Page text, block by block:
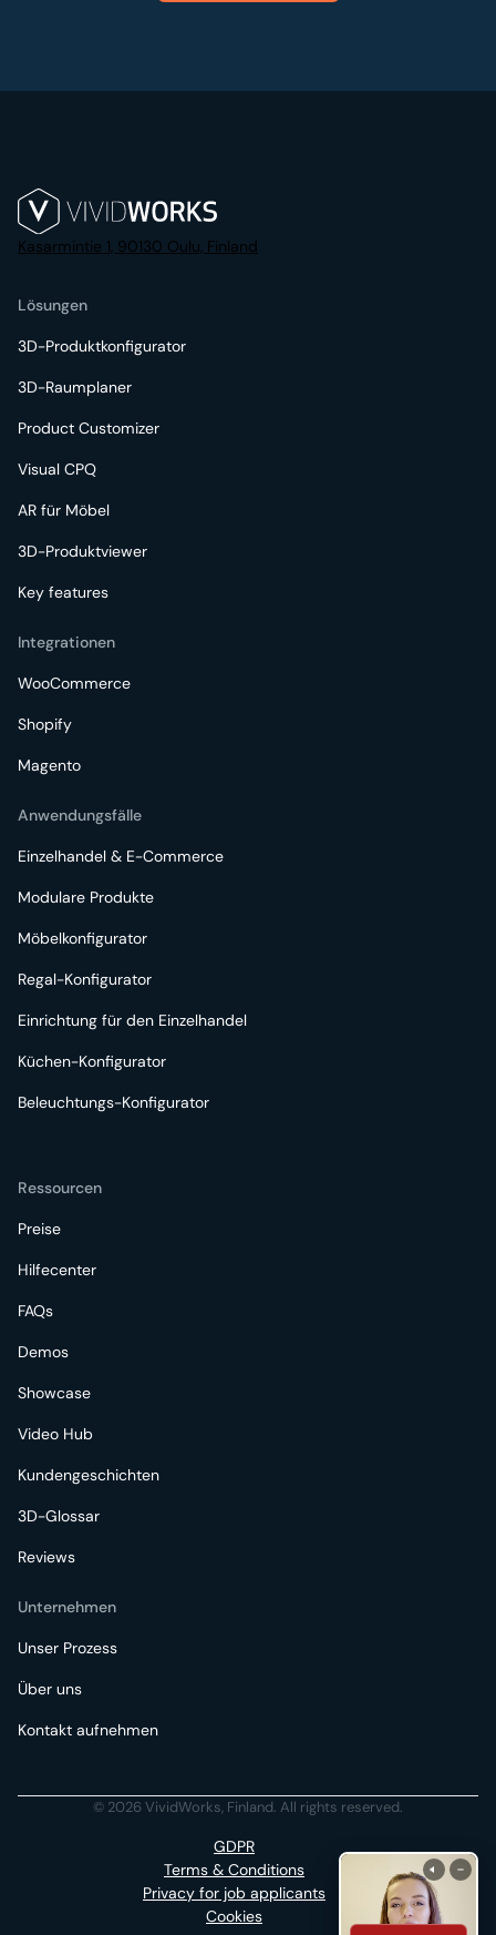
Kasarmintie 1, 90130 Oulu, Finland
Lösungen
3D-Produktkonfigurator
3D-Raumplaner
Product Customizer
Visual CPQ
AR für Möbel
3D-Produktviewer
Key features
Integrationen
WooCommerce
Shopify
Magento
Anwendungsfälle
Einzelhandel & E-Commerce
Modulare Produkte
Möbelkonfigurator
Regal-Konfigurator
Einrichtung für den Einzelhandel
Küchen-Konfigurator
Beleuchtungs-Konfigurator
Ressourcen
Preise
Hilfecenter
FAQs
Demos
Showcase
Video Hub
Kundengeschichten
3D-Glossar
Reviews
Unternehmen
Unser Prozess
Über uns
Kontakt aufnehmen
© 2026 VividWorks, Finland. All rights reserved.
GDPR
Terms & Conditions
Privacy for job applicants
Cookies